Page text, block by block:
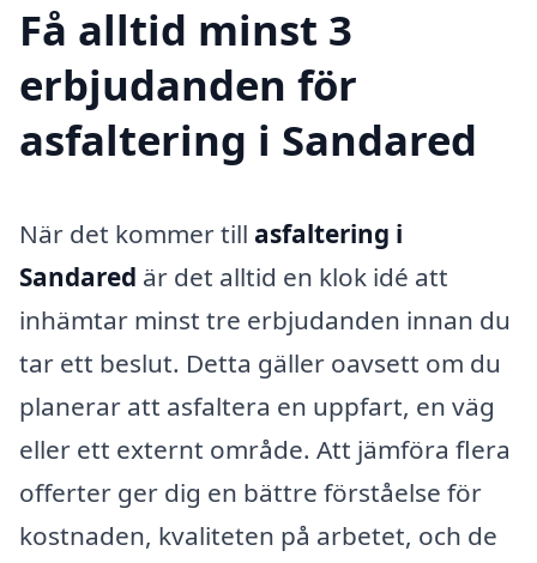
Få alltid minst 3
erbjudanden för
asfaltering i Sandared
När det kommer till asfaltering i
Sandared är det alltid en klok idé att
inhämtar minst tre erbjudanden innan du
tar ett beslut. Detta gäller oavsett om du
planerar att asfaltera en uppfart, en väg
eller ett externt område. Att jämföra flera
offerter ger dig en bättre förståelse för
kostnaden, kvaliteten på arbetet, och de